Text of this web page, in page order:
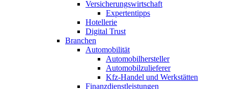
Versicherungswirtschaft
Expertentipps
Hotellerie
Digital Trust
Branchen
Automobilität
Automobilhersteller
Automobilzulieferer
Kfz-Handel und Werkstätten
Finanzdienstleistungen